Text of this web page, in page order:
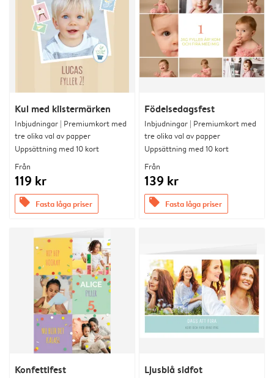
Kul med klistermärken
Inbjudningar | Premiumkort med
tre olika val av papper
Uppsättning med 10 kort
Från
119 kr
offers Fasta låga priser
Födelsedagsfest
Inbjudningar | Premiumkort med
tre olika val av papper
Uppsättning med 10 kort
Från
139 kr
offers Fasta låga priser
Konfettifest Ljusblå sidfot